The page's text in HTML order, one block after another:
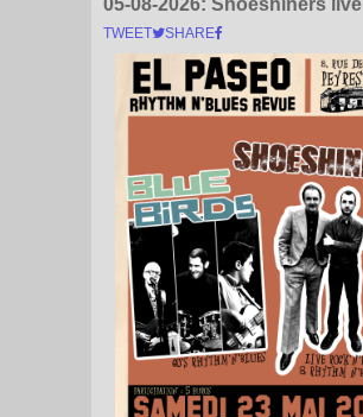
TWEET SHARE